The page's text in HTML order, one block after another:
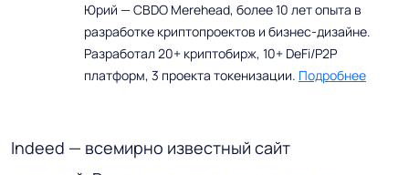
Юрий — CBDO Merehead, более 10 лет опыта в
разработке криптопроектов и бизнес-дизайне.
Разработал 20+ криптобирж, 10+ DeFi/P2P
платформ, 3 проекта токенизации. Подробнее
Indeed — всемирно известный сайт